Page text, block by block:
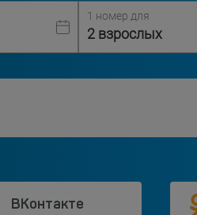
1 номер для
2 взрослых
ВКонтакте